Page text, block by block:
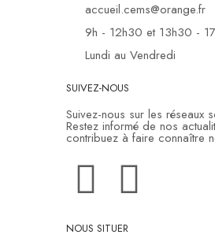
accueil.cems@orange.fr
9h - 12h30 et 13h30 -
Lundi au Vendredi
SUIVEZ-NOUS
Suivez-nous sur les réseaux
Restez informé de nos
contribuez à faire connaître
NOUS SITUER